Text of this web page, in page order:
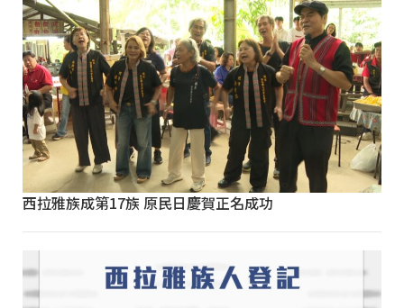
西拉雅族成第17族 原民日慶賀正名成功